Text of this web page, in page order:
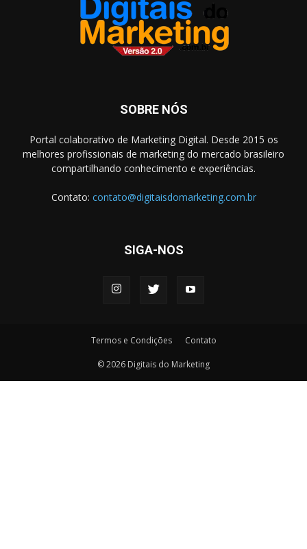
SOBRE NÓS
Portal colaborativo de Marketing Digital. Desde 2015 os
melhores profissionais de marketing do mercado brasileiro
compartilhando conhecimento e experiências.
Contato: contato@digitaisdomarketing.com.br
SIGA-NOS
Termos e Condições Contato
© 2026 Digitais do Marketing